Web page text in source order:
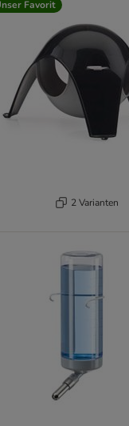
Favorit
2 Varianten